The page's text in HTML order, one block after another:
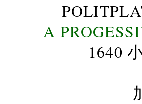
A
1640